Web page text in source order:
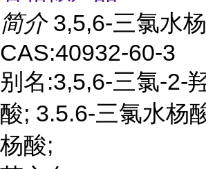
简介 3,5,6-三氯水
CAS:40932-60-3
别名:3,5,6-三氯-2-
酸; 3.5.6-三氯水杨
杨酸;